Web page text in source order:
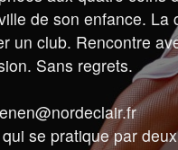
de son enfance. La
un club. Rencontre
Sans regrets.
se pratique par